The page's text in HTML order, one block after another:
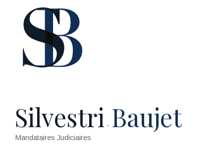
Silvestri - Baujet
Mandataires Judiciaires